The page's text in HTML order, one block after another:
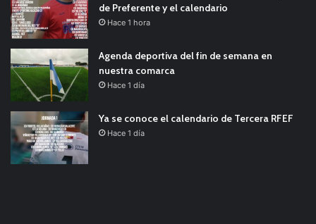
de Preferente y el calendario
Hace 1 hora
Agenda deportiva del fin de semana en
nuestra comarca
Hace 1 día
Ya se conoce el calendario de Tercera RFEF
Hace 1 día